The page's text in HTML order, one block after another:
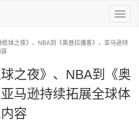
榄球之夜》、NBA到《奥普拉播客》，亚马逊持
容
之夜》、NBA到《奥
马逊持续拓展全球体
容